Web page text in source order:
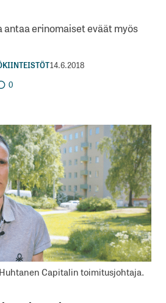
erinomaiset eväät myös
KIINTEISTÖT14.6.2018
0
Capitalin toimitusjohtaja.